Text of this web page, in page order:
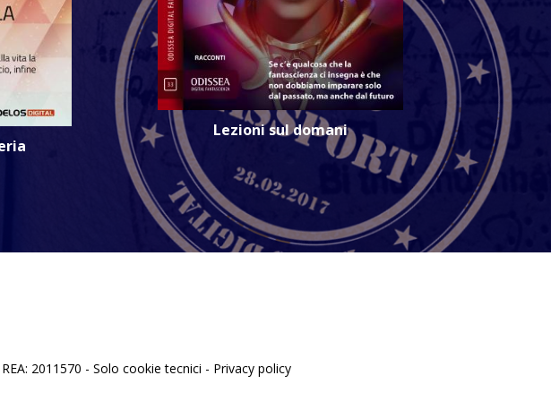
Lezioni sul domani
2011570 - Solo cookie tecnici - Privacy policy